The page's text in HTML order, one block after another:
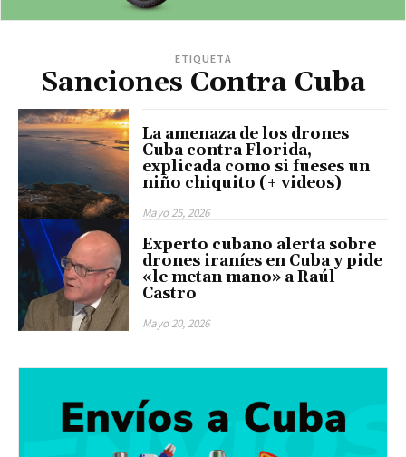
ETIQUETA
Sanciones Contra Cuba
La amenaza de los drones
Cuba contra Florida,
explicada como si fueses un
niño chiquito (+ videos)
Mayo 25, 2026
Experto cubano alerta sobre
drones iraníes en Cuba y pide
«le metan mano» a Raúl
Castro
Mayo 20, 2026